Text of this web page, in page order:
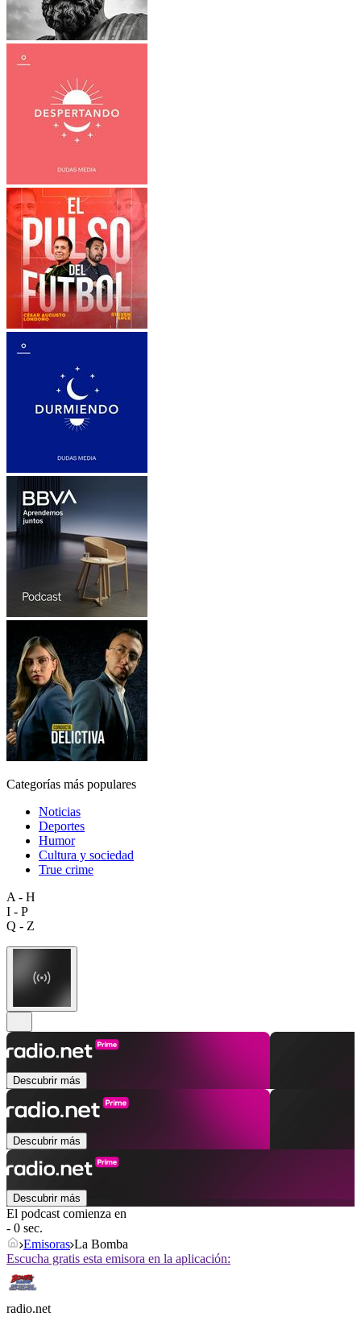
Categorías más populares
Noticias
Deportes
Humor
Cultura y sociedad
True crime
A - H
I - P
Q - Z
Descubrir más
Descubrir más
Descubrir más
El podcast comienza en
- 0 sec.
Emisoras La Bomba
Escucha gratis esta emisora en la aplicación:
radio.net